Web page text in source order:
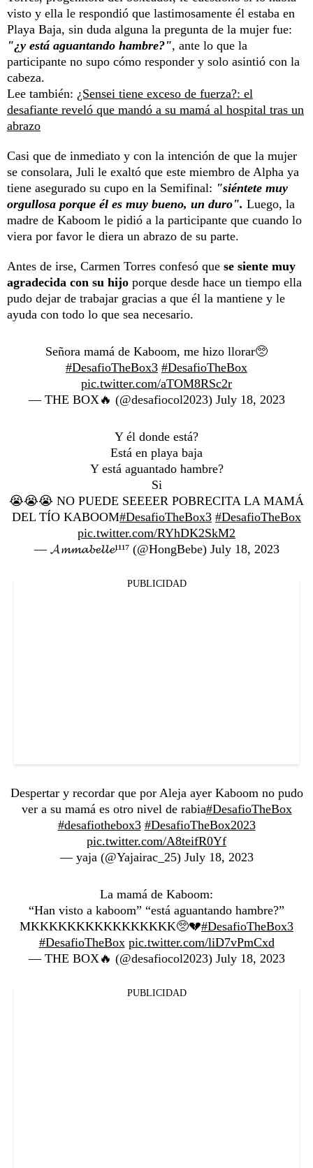
visto y ella le respondió que lastimosamente él estaba en
Playa Baja, sin duda alguna la pregunta de la mujer fue:
"¿y está aguantando hambre?", ante lo que la
participante no supo cómo responder y solo asintió con la
cabeza.
Lee también: ¿Sensei tiene exceso de fuerza?: el
desafiante reveló que mandó a su mamá al hospital tras un
abrazo
Casi que de inmediato y con la intención de que la mujer
se consolara, Juli le exaltó que este miembro de Alpha ya
tiene asegurado su cupo en la Semifinal: "siéntete muy
orgullosa porque él es muy bueno, un duro". Luego, la
madre de Kaboom le pidió a la participante que cuando lo
viera por favor le diera un abrazo de su parte.
Antes de irse, Carmen Torres confesó que se siente muy
agradecida con su hijo porque desde hace un tiempo ella
pudo dejar de trabajar gracias a que él la mantiene y le
ayuda con todo lo que sea necesario.
Señora mamá de Kaboom, me hizo llorar🥺
#DesafioTheBox3 #DesafioTheBox
pic.twitter.com/aTOM8RSc2r
— THE BOX🔥 (@desafiocol2023) July 18, 2023
Y él donde está?
Está en playa baja
Y está aguantado hambre?
Si
😭😭😭 NO PUEDE SEEEER POBRECITA LA MAMÁ
DEL TÍO KABOOM#DesafioTheBox3 #DesafioTheBox
pic.twitter.com/RYhDK2SkM2
— 𝓐𝓶𝓶𝓪𝓫𝓮𝓵𝓵𝓮¹¹¹⁷ (@HongBebe) July 18, 2023
PUBLICIDAD
Despertar y recordar que por Aleja ayer Kaboom no pudo
ver a su mamá es otro nivel de rabia#DesafioTheBox
#desafiothebox3 #DesafioTheBox2023
pic.twitter.com/A8teifR0Yf
— yaja (@Yajairac_25) July 18, 2023
La mamá de Kaboom:
“Han visto a kaboom” “está aguantando hambre?”
MKKKKKKKKKKKKKKKK🥺💔#DesafioTheBox3
#DesafioTheBox pic.twitter.com/liD7vPmCxd
— THE BOX🔥 (@desafiocol2023) July 18, 2023
PUBLICIDAD